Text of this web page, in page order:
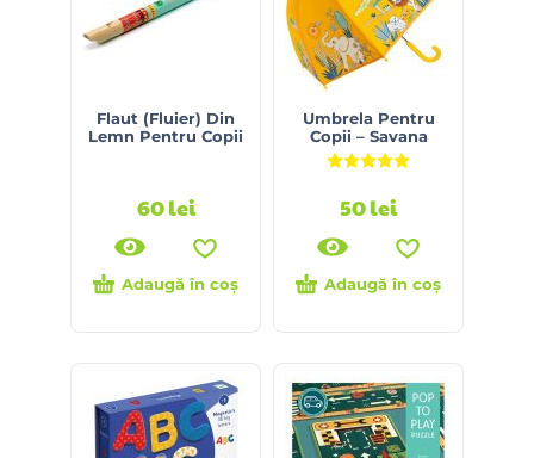
Flaut (Fluier) Din
Lemn Pentru Copii
60lei
Adaugă în coș
Umbrela Pentru
Copii – Savana
50lei
Adaugă în coș